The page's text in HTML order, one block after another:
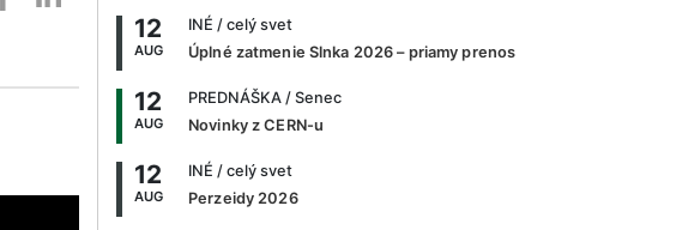
12
AUG
INÉ / celý svet
Úplné zatmenie Slnka 2026 – priamy prenos
12
AUG
PREDNÁŠKA / Senec
Novinky z CERN-u
12
AUG
INÉ / celý svet
Perzeidy 2026